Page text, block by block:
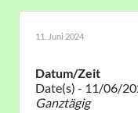
11. Juni 2024
Datum/Zeit
Date(s) - 11/06/
Ganztägig